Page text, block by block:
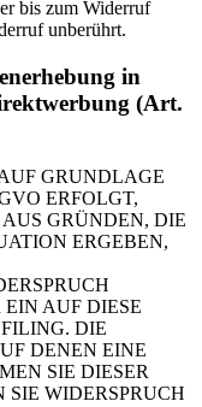
bis zum Widerruf
unberührt.
in
(Art.
GRUNDLAGE
ERFOLGT,
GRÜNDEN, DIE
ERGEBEN,
AUF DIESE
DIE
DENEN EINE
SIE DIESER
WIDERSPRUCH